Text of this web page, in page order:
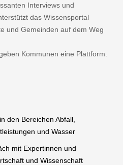
Interviews und
das Wissensportal
und Gemeinden auf dem Weg
Kommunen eine Plattform.
den Bereichen Abfall,
und Wasser
mit Expertinnen und
und Wissenschaft